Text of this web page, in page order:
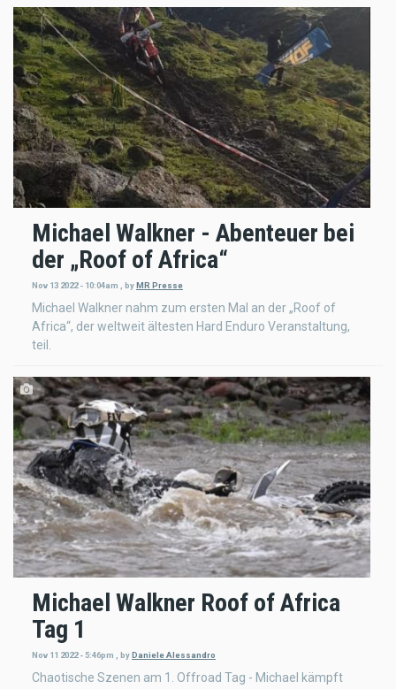
Michael Walkner - Abenteuer bei
der „Roof of Africa“
Nov 13 2022 - 10:04am byMR Presse
Michael Walkner nahm zum ersten Mal an der „Roof of
Africa“, der weltweit ältesten Hard Enduro Veranstaltung,
teil.
Michael Walkner Roof of Africa
Tag 1
Nov 11 2022 - 5:46pm byDaniele Alessandro
Chaotische Szenen am 1. Offroad Tag - Michael kämpft